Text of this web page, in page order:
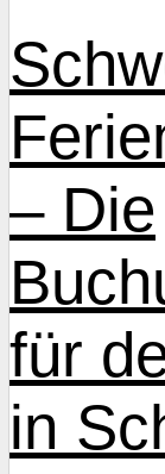
– Die
für
in